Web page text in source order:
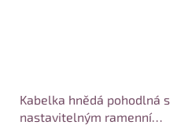
Kabelka hnědá pohodlná s
nastavitelným ramenním